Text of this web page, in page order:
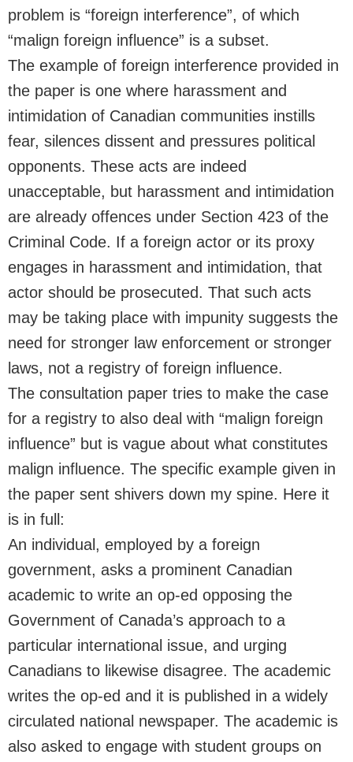
problem is “foreign interference”, of which
“malign foreign influence” is a subset.
The example of foreign interference provided in
the paper is one where harassment and
intimidation of Canadian communities instills
fear, silences dissent and pressures political
opponents. These acts are indeed
unacceptable, but harassment and intimidation
are already offences under Section 423 of the
Criminal Code. If a foreign actor or its proxy
engages in harassment and intimidation, that
actor should be prosecuted. That such acts
may be taking place with impunity suggests the
need for stronger law enforcement or stronger
laws, not a registry of foreign influence.
The consultation paper tries to make the case
for a registry to also deal with “malign foreign
influence” but is vague about what constitutes
malign influence. The specific example given in
the paper sent shivers down my spine. Here it
is in full:
An individual, employed by a foreign
government, asks a prominent Canadian
academic to write an op-ed opposing the
Government of Canada’s approach to a
particular international issue, and urging
Canadians to likewise disagree. The academic
writes the op-ed and it is published in a widely
circulated national newspaper. The academic is
also asked to engage with student groups on